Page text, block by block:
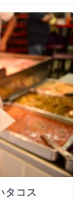
タコス